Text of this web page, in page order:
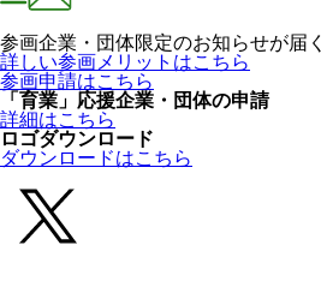
参画企業・団体限定のお知らせが届く
詳しい参画メリットはこちら
参画申請はこちら
「育業」応援企業・団体の申請
詳細はこちら
ロゴダウンロード
ダウンロードはこちら